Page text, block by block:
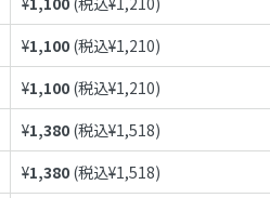
¥1,100 (税込¥1,210)
¥1,100 (税込¥1,210)
¥1,380 (税込¥1,518)
¥1,380 (税込¥1,518)